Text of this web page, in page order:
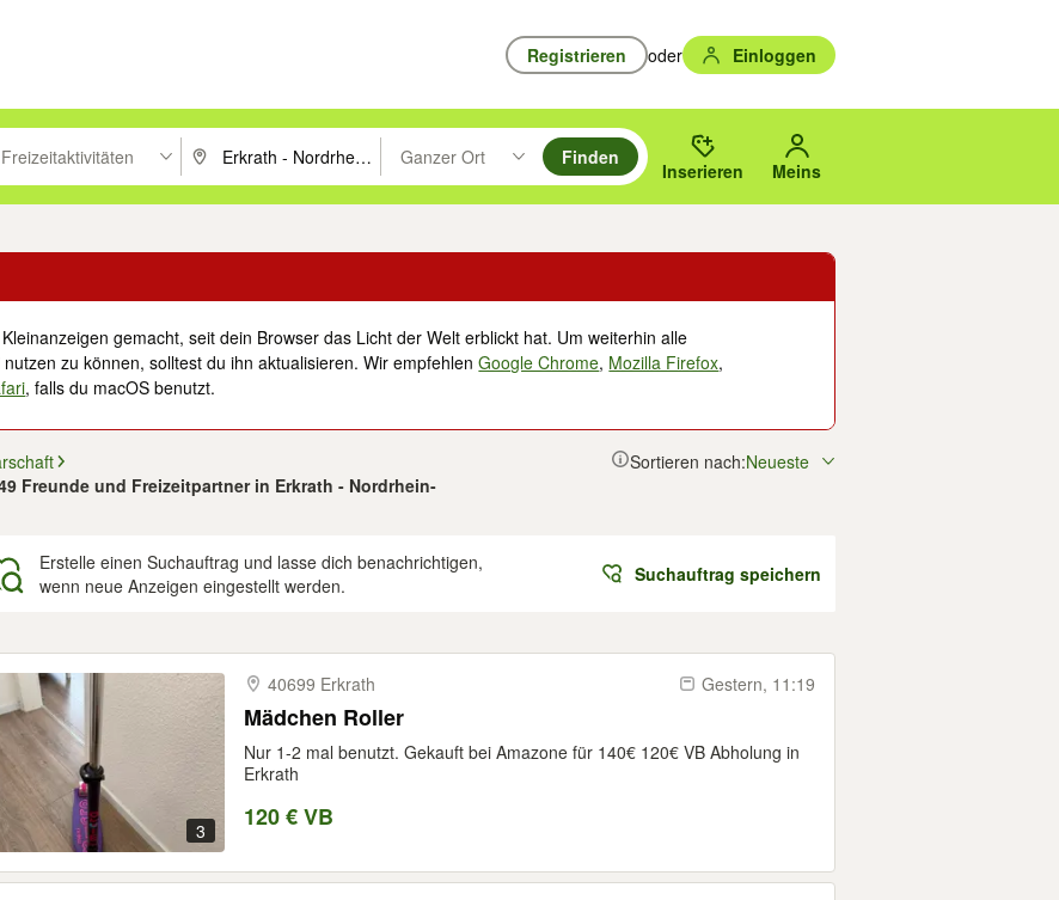
Registrieren oder Einloggen
um zu suchen, oder Vorschläge mit den Pfeiltasten nach oben/unten durchsuchen und mit Eingabetaste auswählen.
Freizeitaktivitäten PLZ oder Ort eingeben. Eingabetaste drücken um zu suchen, oder Vorschläge mit den Pfeiltasten nach oben/
Ganzer Ort
Suche im Umkreis des gewählten Orts oder PLZ.
Finden
Inserieren Meins
gemacht, seit dein Browser das Licht der Welt erblickt hat. Um weiterhin alle
zu können, solltest du ihn aktualisieren. Wir empfehlenGoogle Chrome, Mozilla Firefox,
, falls du macOS benutzt.
Freunde und Freizeitpartner in Erkrath - Nordrhein-
Sortieren nach:Neueste
Erstelle einen Suchauftrag und lasse dich benachrichtigen,
wenn neue Anzeigen eingestellt werden.
Suchauftrag speichern
3
40699 Erkrath Gestern, 11:19
Mädchen Roller
Nur 1-2 mal benutzt. Gekauft bei Amazone für 140€ 120€ VB Abholung in
Erkrath
120 € VB